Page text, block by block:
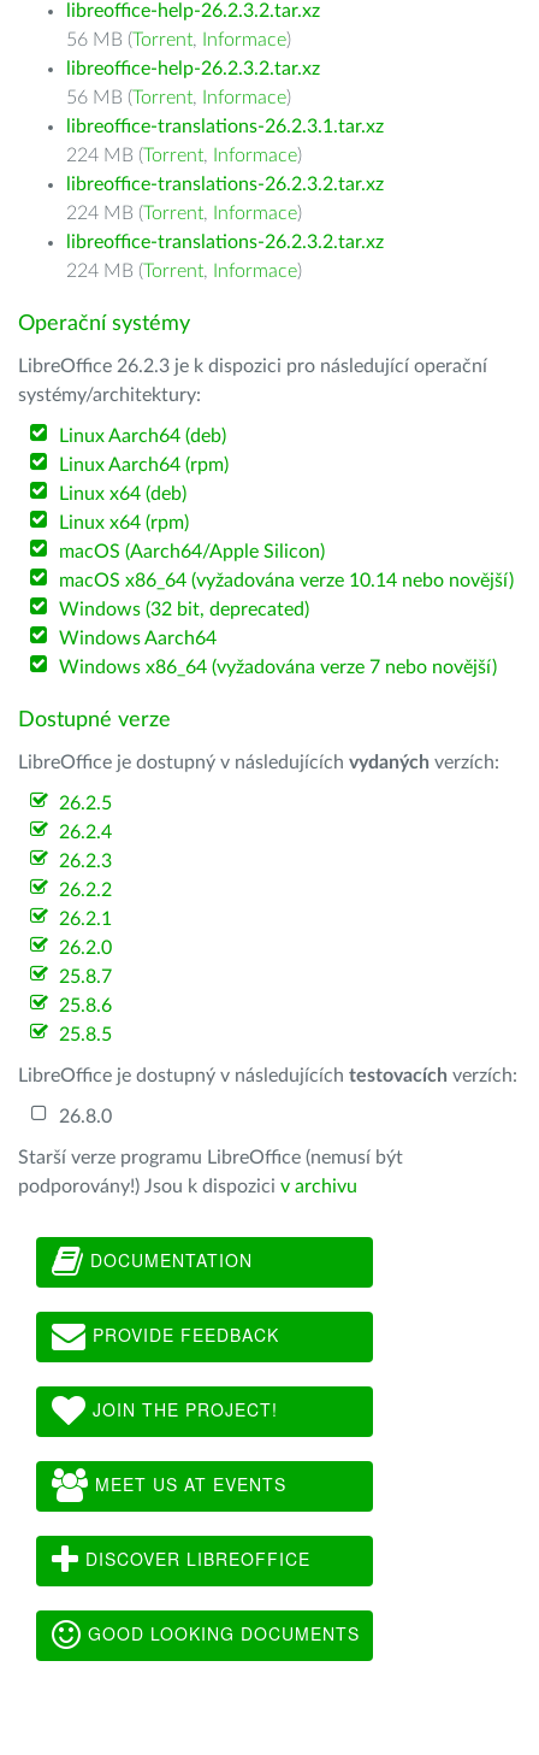
libreoffice-help-26.2.3.2.tar.xz
56 MB (Torrent, Informace)
libreoffice-help-26.2.3.2.tar.xz
56 MB (Torrent, Informace)
libreoffice-translations-26.2.3.1.tar.xz
224 MB (Torrent, Informace)
libreoffice-translations-26.2.3.2.tar.xz
224 MB (Torrent, Informace)
libreoffice-translations-26.2.3.2.tar.xz
224 MB (Torrent, Informace)
Operační systémy
LibreOffice 26.2.3 je k dispozici pro následující operační
systémy/architektury:
Linux Aarch64 (deb)
Linux Aarch64 (rpm)
Linux x64 (deb)
Linux x64 (rpm)
macOS (Aarch64/Apple Silicon)
macOS x86_64 (vyžadována verze 10.14 nebo novější)
Windows (32 bit, deprecated)
Windows Aarch64
Windows x86_64 (vyžadována verze 7 nebo novější)
Dostupné verze
LibreOffice je dostupný v následujících vydaných verzích:
26.2.5
26.2.4
26.2.3
26.2.2
26.2.1
26.2.0
25.8.7
25.8.6
25.8.5
LibreOffice je dostupný v následujících testovacích verzích:
26.8.0
Starší verze programu LibreOffice (nemusí být
podporovány!) Jsou k dispozici v archivu
DOCUMENTATION
PROVIDE FEEDBACK
JOIN THE PROJECT!
MEET US AT EVENTS
DISCOVER LIBREOFFICE
GOOD LOOKING DOCUMENTS